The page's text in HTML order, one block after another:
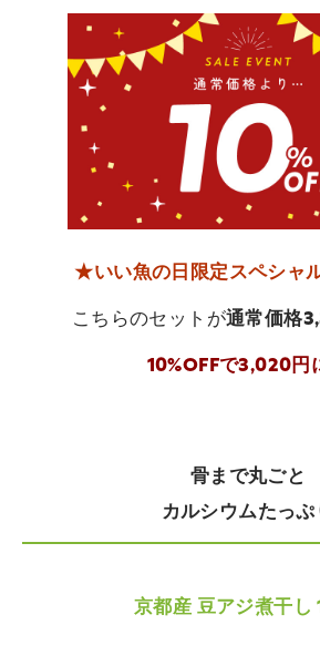
★いい魚の日限定スペシャ
こちらのセットが通常価格
10%OFFで3,020円
骨まで丸ごと
カルシウムたっぷ
京都産 豆アジ煮干し